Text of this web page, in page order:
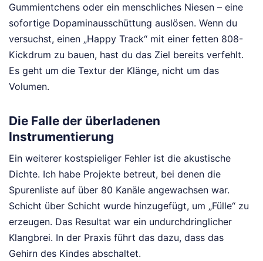
Gummientchens oder ein menschliches Niesen – eine
sofortige Dopaminausschüttung auslösen. Wenn du
versuchst, einen „Happy Track“ mit einer fetten 808-
Kickdrum zu bauen, hast du das Ziel bereits verfehlt.
Es geht um die Textur der Klänge, nicht um das
Volumen.
Die Falle der überladenen
Instrumentierung
Ein weiterer kostspieliger Fehler ist die akustische
Dichte. Ich habe Projekte betreut, bei denen die
Spurenliste auf über 80 Kanäle angewachsen war.
Schicht über Schicht wurde hinzugefügt, um „Fülle“ zu
erzeugen. Das Resultat war ein undurchdringlicher
Klangbrei. In der Praxis führt das dazu, dass das
Gehirn des Kindes abschaltet.